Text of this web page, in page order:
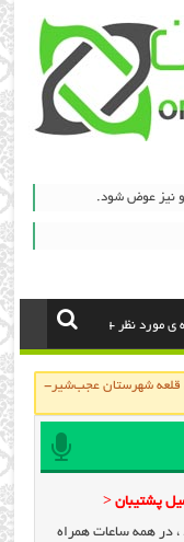
نیز عوض شود.
قلعه شهرستان عجب‌شیر-
پشتیبان <
، در همه ساعات همراه